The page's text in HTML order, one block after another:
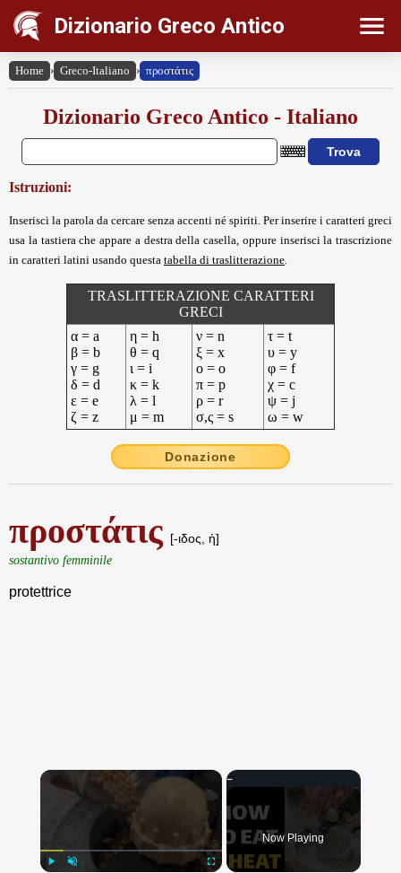
Dizionario Greco Antico
Home › Greco-Italiano › προστάτις
Dizionario Greco Antico - Italiano
Istruzioni:
Inserisci la parola da cercare senza accenti né spiriti. Per inserire i caratteri greci
usa la tastiera che appare a destra della casella, oppure inserisci la trascrizione
in caratteri latini usando questa tabella di traslitterazione
TRASLITTERAZIONE CARATTERI
GRECI
α = a
β = b
γ = g
δ = d
ε = e
ζ = z
η = h
θ = q
ι = i
κ = k
λ = l
μ = m
ν = n
ξ = x
ο = o
π = p
ρ = r
σ,ς = s
τ = t
υ = y
φ = f
χ = c
ψ = j
ω = w
Donazione
προστάτις [-ιδος, ἡ]
sostantivo femminile
protettrice
×
Now Playing